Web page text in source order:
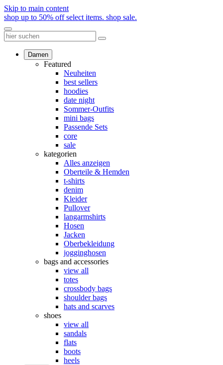
Skip to main content
shop up to 50% off select items. shop sale.
Damen
Featured
Neuheiten
best sellers
hoodies
date night
Sommer-Outfits
mini bags
Passende Sets
core
sale
kategorien
Alles anzeigen
Oberteile & Hemden
t-shirts
denim
Kleider
Pullover
langarmshirts
Hosen
Jacken
Oberbekleidung
jogginghosen
bags and accessories
view all
totes
crossbody bags
shoulder bags
hats and scarves
shoes
view all
sandals
flats
boots
heels